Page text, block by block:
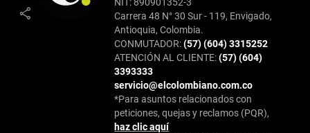
share
Carrera 48 N° 30 Sur - 119, Envigado,
Antioquia, Colombia.
CONMUTADOR:(57) (604) 3315252
ATENCIÓN AL CLIENTE:(57) (604)
3393333
servicio@elcolombiano.com.co
*Para asuntos relacionados con
peticiones, quejas y reclamos (PQR),
haz clic aquí